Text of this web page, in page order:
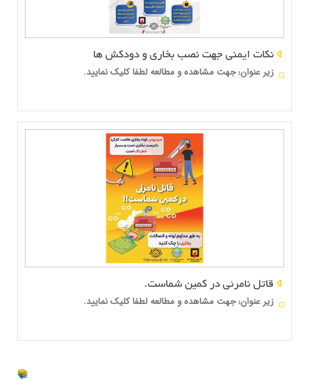
نکات ایمنی جهت نصب بخاری و دودکش ها
زير عنوان:جهت مشاهده و مطالعه لطفا کلیک نمایید.
قاتل نامرئی در کمین شماست.
زير عنوان:جهت مشاهده و مطالعه لطفا کلیک نمایید.